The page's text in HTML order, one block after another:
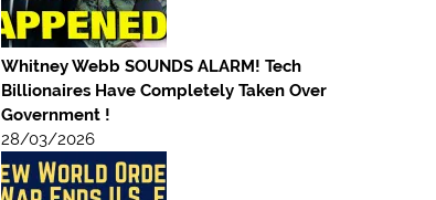
Whitney Webb SOUNDS ALARM! Tech
Billionaires Have Completely Taken Over
Government !
28/03/2026